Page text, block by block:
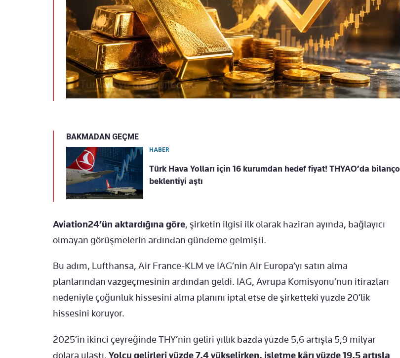
BAKMADAN GEÇME
HABER
Türk Hava Yolları için 16 kurumdan hedef fiyat! THYAO’da bilanço
beklentiyi aştı
Aviation24’ün aktardığına göre, şirketin ilgisi ilk olarak haziran ayında, bağlayıcı
olmayan görüşmelerin ardından gündeme gelmişti.
Bu adım, Lufthansa, Air France-KLM ve IAG’nin Air Europa’yı satın alma
planlarından vazgeçmesinin ardından geldi. IAG, Avrupa Komisyonu’nun itirazları
nedeniyle çoğunluk hissesini alma planını iptal etse de şirketteki yüzde 20’lik
hissesini koruyor.
2025’in ikinci çeyreğinde THY’nin geliri yıllık bazda yüzde 5,6 artışla 5,9 milyar
dolara ulaştı. Yolcu gelirleri yüzde 7,4 yükselirken, işletme kârı yüzde 19,5 artışla